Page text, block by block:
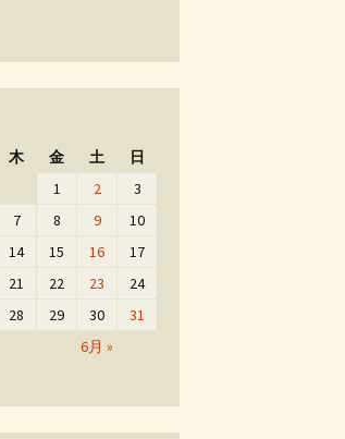
木 金 土 日
6月 »
1 2
3
7 8 9
10
14 15 16
17
21 22 23
24
28 29 30 31